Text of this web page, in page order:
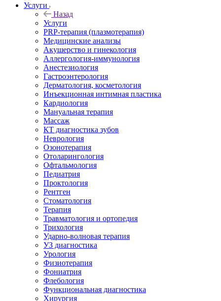
Услуги
Назад
Услуги
PRP-терапия (плазмотерапия)
Медицинские анализы
Акушерство и гинекология
Аллергология-иммунология
Анестезиология
Гастроэнтерология
Дерматология, косметология
Инъекционная интимная пластика
Кардиология
Мануальная терапия
Массаж
КТ диагностика зубов
Неврология
Озонотерапия
Отоларингология
Офтальмология
Педиатрия
Проктология
Рентген
Стоматология
Терапия
Травматология и ортопедия
Трихология
Ударно-волновая терапия
УЗ диагностика
Урология
Физиотерапия
Фониатрия
Флебология
Функциональная диагностика
Хирургия